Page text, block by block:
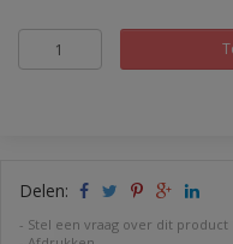
Delen:
- Stel een vraag over dit product